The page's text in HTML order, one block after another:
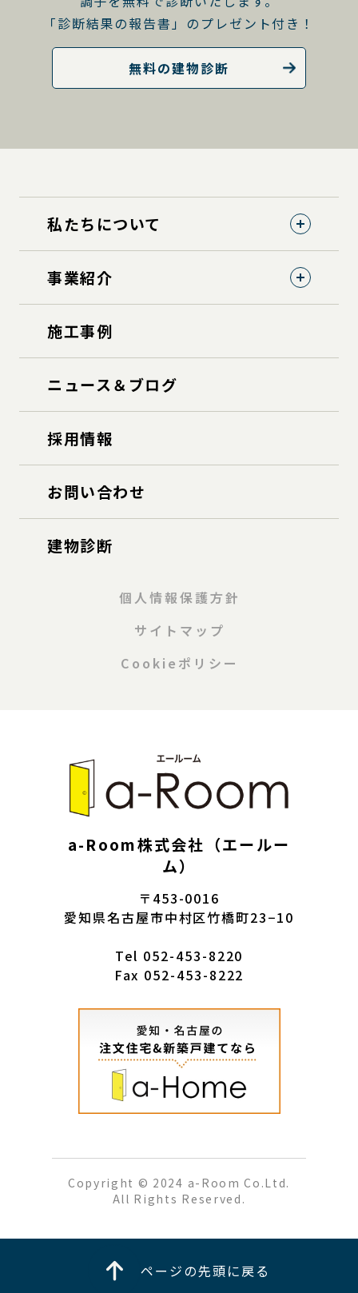
「診断結果の報告書」のプレゼント付き！
無料の建物診断
私たちについて
事業紹介
施工事例
ニュース＆ブログ
採用情報
お問い合わせ
建物診断
個人情報保護方針
サイトマップ
Cookieポリシー
a-Room株式会社（エールー
ム）
〒453-0016
愛知県名古屋市中村区竹橋町23−10
Tel 052-453-8220
Fax 052-453-8222
Copyright © 2024 a-Room Co.Ltd.
All Rights Reserved.
ページの先頭に戻る